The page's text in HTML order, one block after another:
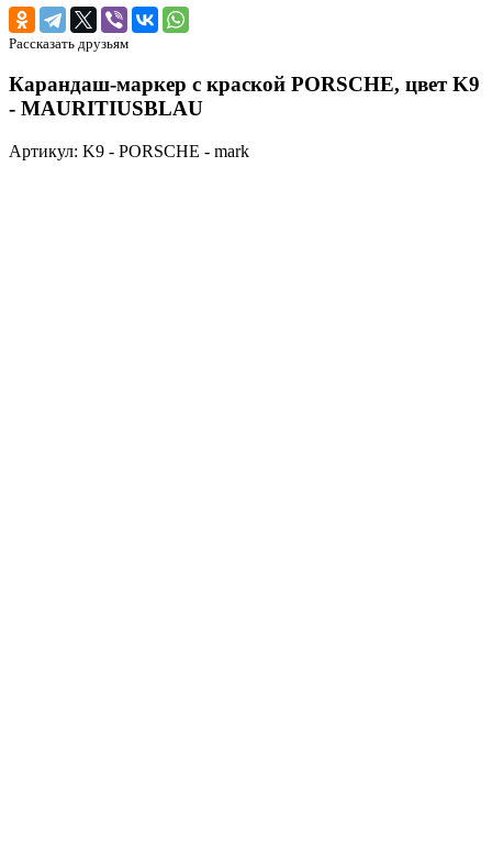
Рассказать друзьям
Карандаш-маркер с краской PORSCHE, цвет K9
- MAURITIUSBLAU
Артикул: K9 - PORSCHE - mark